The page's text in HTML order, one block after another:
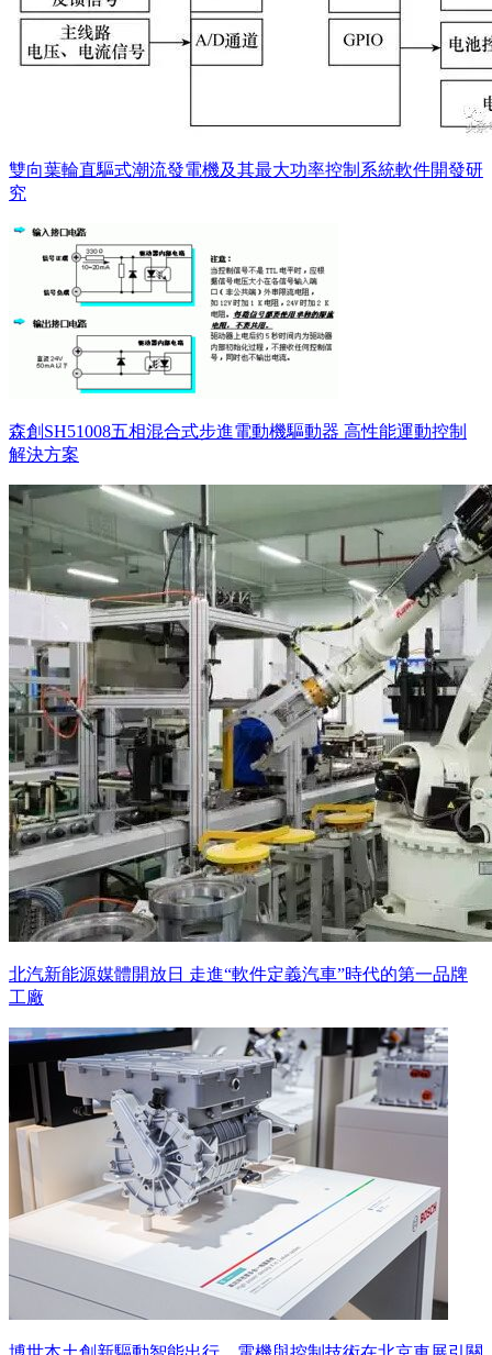
雙向葉輪直驅式潮流發電機及其最大功率控制系統軟件開發研
究
森創SH51008五相混合式步進電動機驅動器 高性能運動控制
解決方案
北汽新能源媒體開放日 走進“軟件定義汽車”時代的第一品牌
工廠